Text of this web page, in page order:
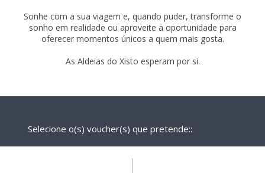
Sonhe com a sua viagem e, quando puder, transforme o
sonho em realidade ou aproveite a oportunidade para
oferecer momentos únicos a quem mais gosta.
As Aldeias do Xisto esperam por si.
Selecione o(s) voucher(s) que pretende::